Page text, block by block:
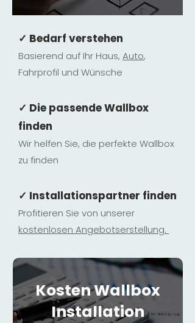
✓ Bedarf verstehen
Basierend auf Ihr Haus, Auto,
Fahrprofil und Wünsche
✓ Die passende Wallbox
finden
Wir helfen Sie, die perfekte Wallbox
zu finden
✓ Installationspartner finden
Profitieren Sie von unserer
kostenlosen Angebotserstellung.
Kosten Wallbox
Installation